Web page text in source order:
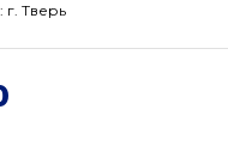
Тверь